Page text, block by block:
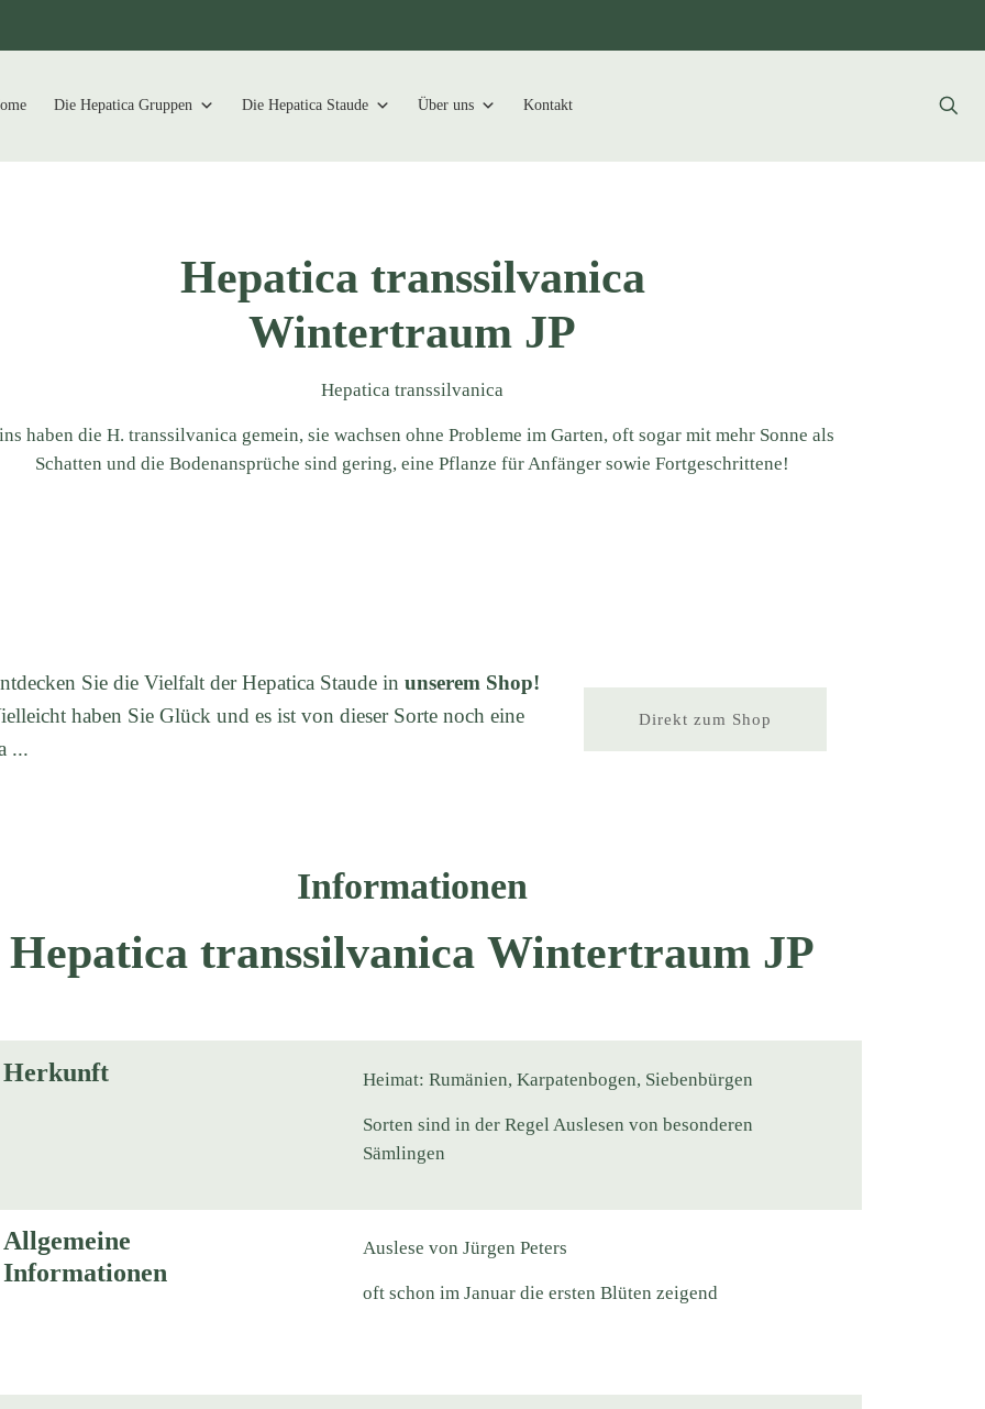
Die Hepatica Gruppen Die Hepatica Staude Über uns Kontakt
Hepatica transsilvanica
Wintertraum JP
Hepatica transsilvanica
haben die H. transsilvanica gemein, sie wachsen ohne Probleme im Garten, oft sogar mit mehr Sonne als
Schatten und die Bodenansprüche sind gering, eine Pflanze für Anfänger sowie Fortgeschrittene!
Sie die Vielfalt der Hepatica Staude inunserem Shop!
haben Sie Glück und es ist von dieser Sorte noch eine
...
Direkt zum Shop
Informationen
Hepatica transsilvanica Wintertraum JP
Herkunft Heimat: Rumänien, Karpatenbogen, Siebenbürgen
Sorten sind in der Regel Auslesen von besonderen
Sämlingen
Allgemeine
Informationen
Auslese von Jürgen Peters
oft schon im Januar die ersten Blüten zeigend